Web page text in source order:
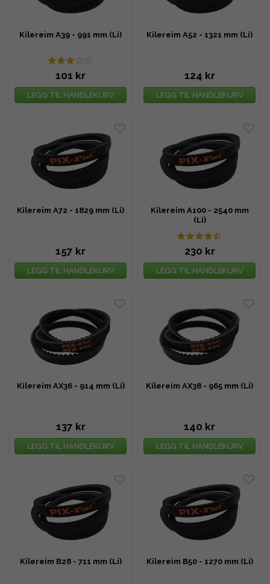
Kilereim A39 - 991 mm (Li)
101 kr
LEGG TIL HANDLEKURV
Kilereim A52 - 1321 mm (Li)
124 kr
LEGG TIL HANDLEKURV
Kilereim A72 - 1829 mm (Li)
157 kr
LEGG TIL HANDLEKURV
Kilereim A100 - 2540 mm
(Li)
230 kr
LEGG TIL HANDLEKURV
Kilereim AX36 - 914 mm (Li)
137 kr
LEGG TIL HANDLEKURV
Kilereim AX38 - 965 mm (Li)
140 kr
LEGG TIL HANDLEKURV
Kilereim B28 - 711 mm (Li) Kilereim B50 - 1270 mm (Li)